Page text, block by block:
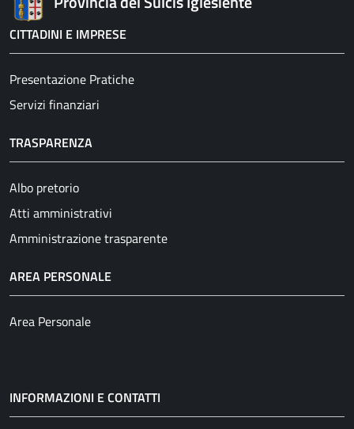
CITTADINI E IMPRESE
Presentazione Pratiche
Servizi finanziari
TRASPARENZA
Albo pretorio
Atti amministrativi
Amministrazione trasparente
AREA PERSONALE
Area Personale
INFORMAZIONI E CONTATTI